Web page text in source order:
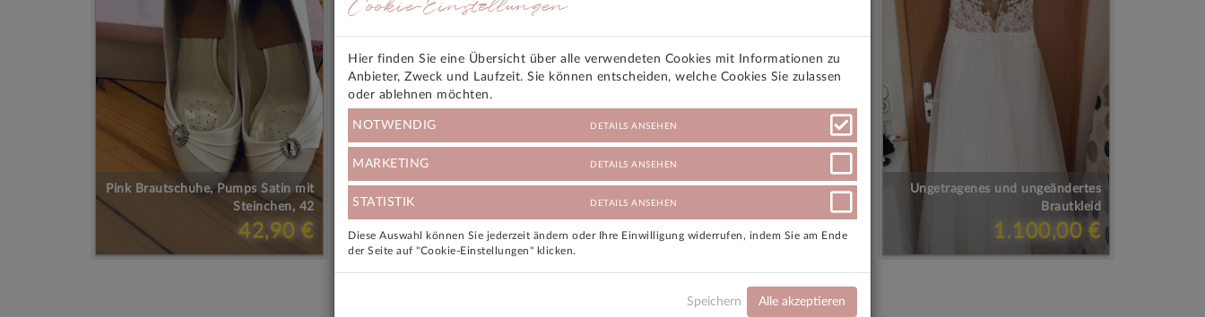
Pink Brautschuhe, Pumps Satin mit
Steinchen, 42
42,90 € 49,50 €
Schlichtes elegantes Kleid fürs
97,90 €
Ungetragenes und ungeändertes
Brautkleid
1.100,00 €
11 12 13 »
Cookie-Einstellungen
Hier finden Sie eine Übersicht über alle verwendeten Cookies mit Informationen zu
Anbieter, Zweck und Laufzeit. Sie können entscheiden, welche Cookies Sie zulassen
oder ablehnen möchten.
NOTWENDIG DETAILS ANSEHEN
MARKETING DETAILS ANSEHEN
STATISTIK DETAILS ANSEHEN
Diese Auswahl können Sie jederzeit ändern oder Ihre Einwilligung widerrufen, indem Sie am Ende
der Seite auf "Cookie-Einstellungen" klicken.
Speichern Alle akzeptieren